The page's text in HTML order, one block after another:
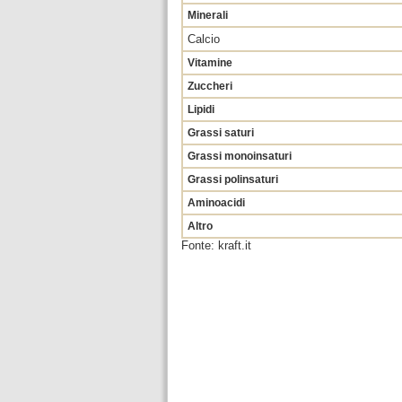
Minerali
Calcio
Vitamine
Zuccheri
Lipidi
Grassi saturi
Grassi monoinsaturi
Grassi polinsaturi
Aminoacidi
Altro
Fonte: kraft.it